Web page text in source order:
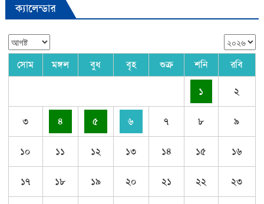
ক্যালেন্ডার
সোম মঙ্গল বুধ বৃহ শুক্র শনি রবি
১ ২
৩ ৪ ৫ ৬ ৭ ৮ ৯
১০ ১১ ১২ ১৩ ১৪ ১৫ ১৬
১৭ ১৮ ১৯ ২০ ২১ ২২ ২৩